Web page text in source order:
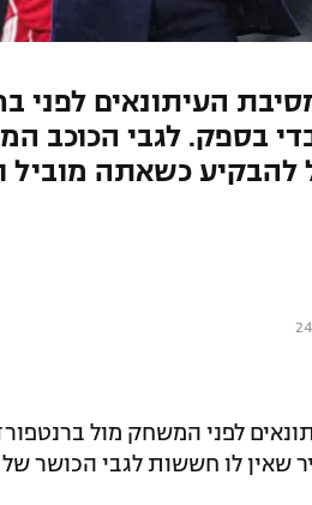
השבדי בספק. לגבי הכוכב
להבקיע כשאתה מוביל
שאין לו חששות לגבי הכושר